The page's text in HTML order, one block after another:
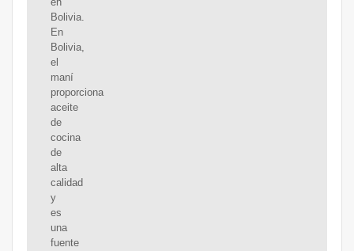
Bolivia.
En
Bolivia,
el
maní
proporciona
aceite
de
cocina
de
alta
calidad
y
es
una
fuente